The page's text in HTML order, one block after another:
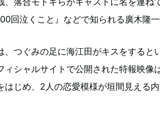
回泣くこと』などで知られる廣木隆一
つぐみの足に海江田がキスをすると
シャルサイトで公開された特報映像
じめ、2人の恋愛模様が垣間見える